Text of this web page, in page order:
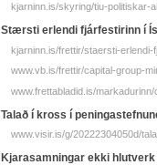
kjarninn.is/skyring/tiu-
Stærsti erlendi fjárfestirinn í
kjarninn.is/frettir/staersti-
www.vb.is/frettir/capital-group-
www.frettabladid.is/
Talað í kross í
www.visir.is/g/20222304050d/
Kjarasamningar ekki